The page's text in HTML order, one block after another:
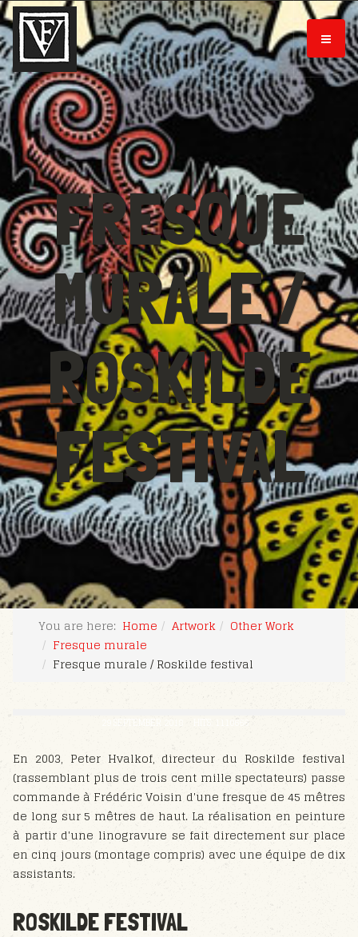
FRESQUE
MURALE /
ROSKILDE
FESTIVAL
You are here: Home Artwork
Other Work
Fresque murale
Fresque murale / Roskilde festival
29 SEPTEMBER 2018 HITS: 1110666
En 2003, Peter Hvalkof, directeur du Roskilde festival
(rassemblant plus de trois cent mille spectateurs) passe
commande à Frédéric Voisin d'une fresque de 45 mêtres
de long sur 5 mêtres de haut. La réalisation en peinture
à partir d'une linogravure se fait directement sur place
en cinq jours (montage compris) avec une équipe de dix
assistants.
ROSKILDE FESTIVAL